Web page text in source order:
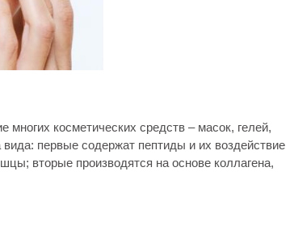
косметических средств – масок, гелей,
первые содержат пептиды и их воздействие
вторые производятся на основе коллагена,